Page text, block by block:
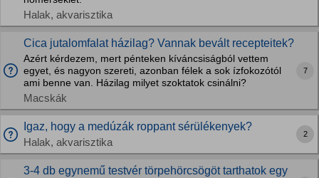
Halak, akvarisztika
Cica jutalomfalat házilag? Vannak bevált recepteitek?
Azért kérdezem, mert pénteken kíváncsiságból vettem
egyet, és nagyon szereti, azonban félek a sok ízfokozótól
ami benne van. Házilag milyet szoktatok csinálni?
Macskák
7
Igaz, hogy a medúzák roppant sérülékenyek?
Halak, akvarisztika
2
3-4 db egynemű testvér törpehörcsögöt tarthatok egy